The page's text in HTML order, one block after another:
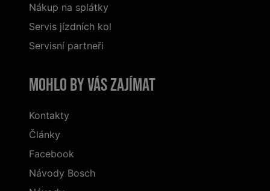
Nákup na splátky
Servis jízdních kol
Servisní partneři
Mohlo by vás zajímat
Kontakty
Články
Facebook
Návody Bosch